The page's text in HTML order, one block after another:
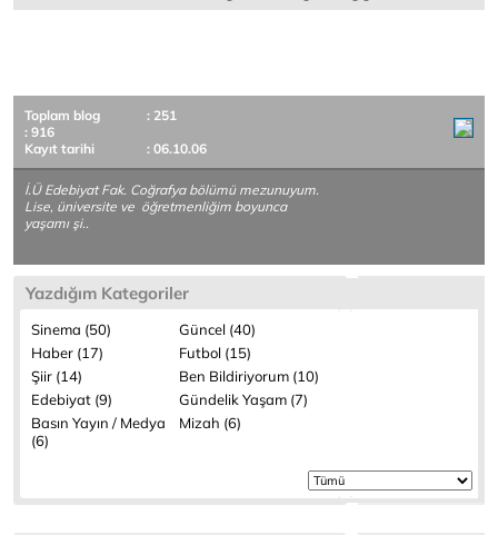
Toplam blog
: 251
: 916
Kayıt tarihi
: 06.10.06
İ.Ü Edebiyat Fak. Coğrafya bölümü mezunuyum.
Lise, üniversite ve öğretmenliğim boyunca
yaşamı şi..
Yazdığım Kategoriler
Sinema (50)
Güncel (40)
Haber (17)
Futbol (15)
Şiir (14)
Ben Bildiriyorum (10)
Edebiyat (9)
Gündelik Yaşam (7)
Basın Yayın / Medya
(6)
Mizah (6)